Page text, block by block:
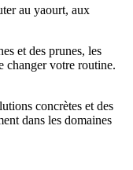
au yaourt, aux
et des prunes, les
changer votre routine.
concrètes et des
dans les domaines